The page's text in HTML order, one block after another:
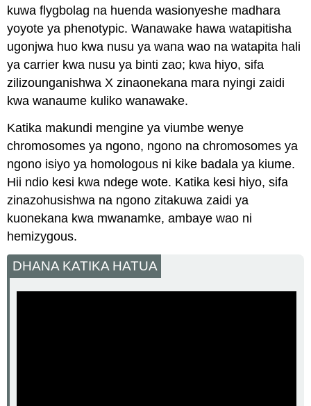
kuwa flygbolag na huenda wasionyeshe madhara
yoyote ya phenotypic. Wanawake hawa watapitisha
ugonjwa huo kwa nusu ya wana wao na watapita hali
ya carrier kwa nusu ya binti zao; kwa hiyo, sifa
zilizounganishwa X zinaonekana mara nyingi zaidi
kwa wanaume kuliko wanawake.
Katika makundi mengine ya viumbe wenye
chromosomes ya ngono, ngono na chromosomes ya
ngono isiyo ya homologous ni kike badala ya kiume.
Hii ndio kesi kwa ndege wote. Katika kesi hiyo, sifa
zinazohusishwa na ngono zitakuwa zaidi ya
kuonekana kwa mwanamke, ambaye wao ni
hemizygous.
DHANA KATIKA HATUA